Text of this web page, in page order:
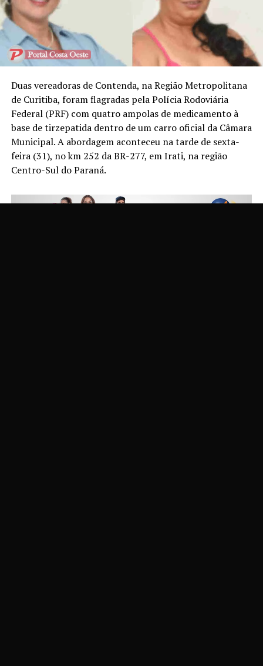
Duas vereadoras de Contenda, na Região Metropolitana
de Curitiba, foram flagradas pela Polícia Rodoviária
Federal (PRF) com quatro ampolas de medicamento à
base de tirzepatida dentro de um carro oficial da Câmara
Municipal. A abordagem aconteceu na tarde de sexta-
feira (31), no km 252 da BR-277, em Irati, na região
Centro-Sul do Paraná.